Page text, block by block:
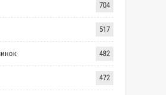
704
517
482
472